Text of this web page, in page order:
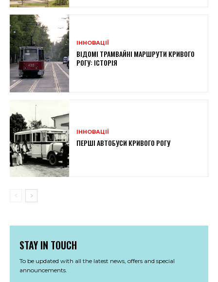
ІННОВАЦІЇ
ВІДОМІ ТРАМВАЙНІ МАРШРУТИ КРИВОГО
РОГУ: ІСТОРІЯ
ІННОВАЦІЇ
ПЕРШІ АВТОБУСИ КРИВОГО РОГУ
STAY IN TOUCH
To be updated with all the latest news, offers and special
announcements.